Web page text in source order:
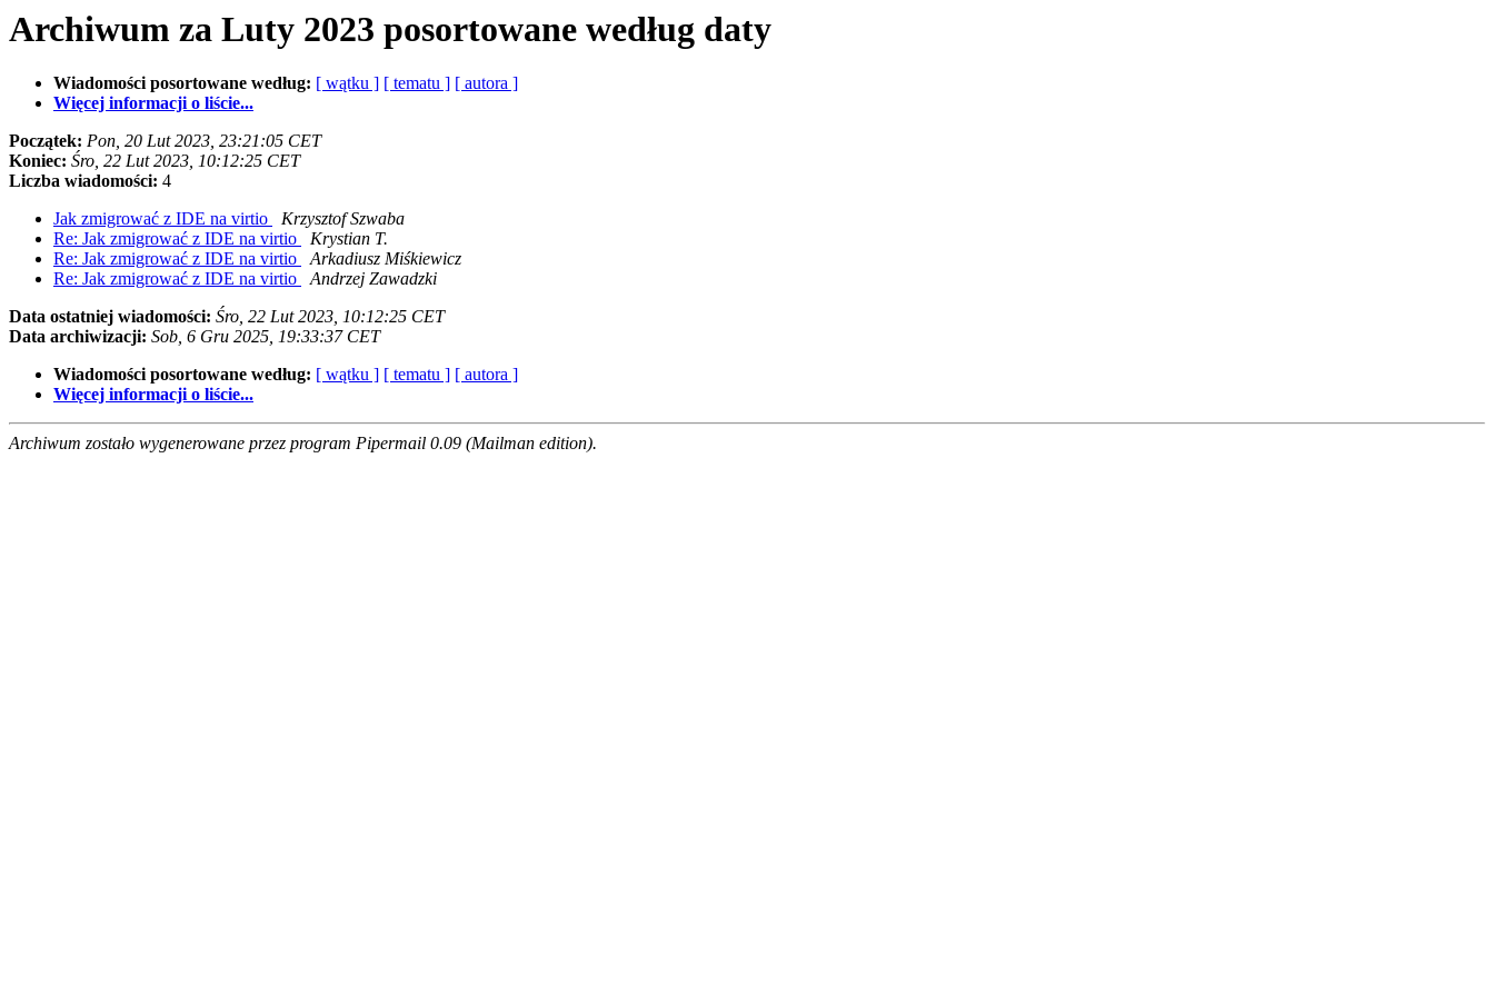
Archiwum za Luty 2023 posortowane według daty
Wiadomości posortowane według: [ wątku ] [ tematu ] [ autora ]
Więcej informacji o liście...
Początek: Pon, 20 Lut 2023, 23:21:05 CET
Koniec: Śro, 22 Lut 2023, 10:12:25 CET
Liczba wiadomości: 4
Jak zmigrować z IDE na virtio
Krzysztof Szwaba
Re: Jak zmigrować z IDE na virtio
Krystian T.
Re: Jak zmigrować z IDE na virtio
Arkadiusz Miśkiewicz
Re: Jak zmigrować z IDE na virtio
Andrzej Zawadzki
Data ostatniej wiadomości: Śro, 22 Lut 2023, 10:12:25 CET
Data archiwizacji: Sob, 6 Gru 2025, 19:33:37 CET
Wiadomości posortowane według: [ wątku ] [ tematu ] [ autora ]
Więcej informacji o liście...
Archiwum zostało wygenerowane przez program Pipermail 0.09 (Mailman edition).